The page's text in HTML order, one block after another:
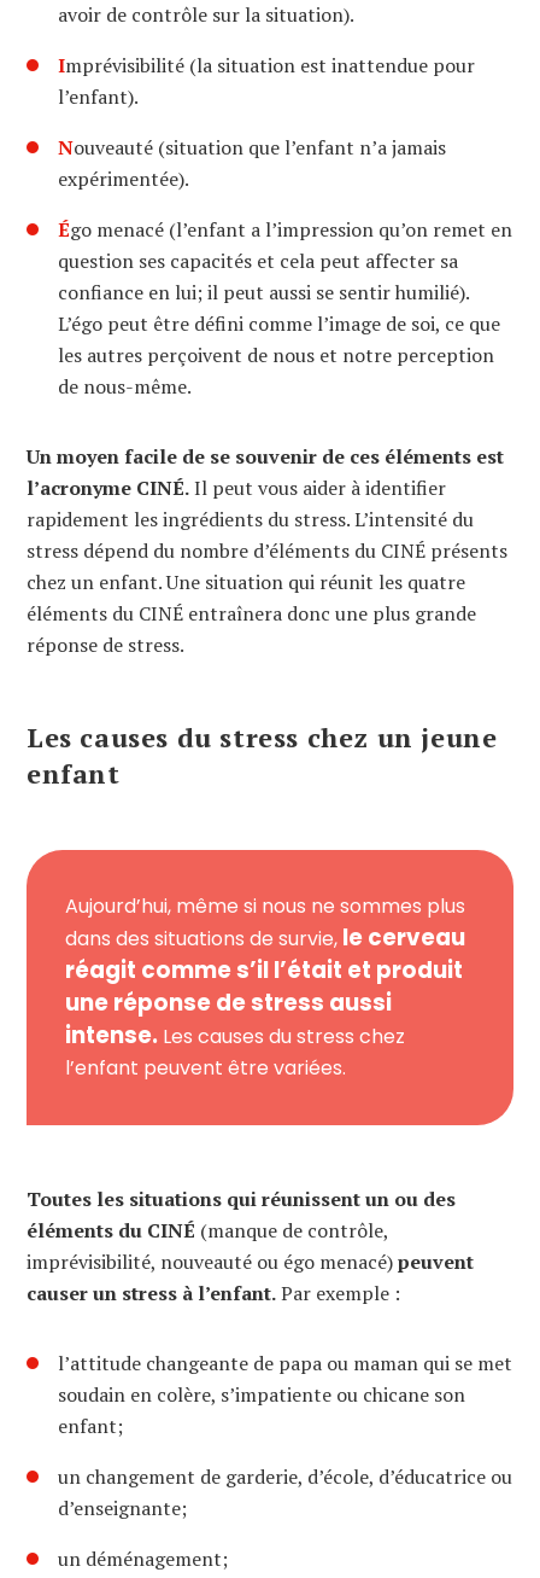
avoir de contrôle sur la situation).
Imprévisibilité (la situation est inattendue pour
l’enfant).
Nouveauté (situation que l’enfant n’a jamais
expérimentée).
Égo menacé (l’enfant a l’impression qu’on remet en
question ses capacités et cela peut affecter sa
confiance en lui; il peut aussi se sentir humilié).
L’égo peut être défini comme l’image de soi, ce que
les autres perçoivent de nous et notre perception
de nous-même.
Un moyen facile de se souvenir de ces éléments est
l’acronyme CINÉ.Il peut vous aider à identifier
rapidement les ingrédients du stress. L’intensité du
stress dépend du nombre d’éléments du CINÉ présents
chez un enfant. Une situation qui réunit les quatre
éléments du CINÉ entraînera donc une plus grande
réponse de stress.
Les causes du stress chez un jeune
enfant
Aujourd’hui, même si nous ne sommes plus
dans des situations de survie, le cerveau
réagit comme s’il l’était et produit
une réponse de stress aussi
intense. Les causes du stress chez
l’enfant peuvent être variées.
Toutes les situations qui réunissent un ou des
éléments du CINÉ (manque de contrôle,
imprévisibilité, nouveauté ou égo menacé)peuvent
causer un stress à l’enfant.Par exemple :
l’attitude changeante de papa ou maman qui se met
soudain en colère, s’impatiente ou chicane son
enfant;
un changement de garderie, d’école, d’éducatrice ou
d’enseignante;
un déménagement;